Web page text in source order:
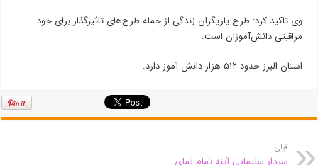
وی تاکید کرد: طرح یاریگران زندگی از جمله طرح‌های تاثیرگذار برای خود
مراقبتی دانش‌آموزان است.
استان البرز حدود ۵۱۲ هزار دانش آموز دارد.
قبلی
سردار سلیمانی آینه تمام نمای